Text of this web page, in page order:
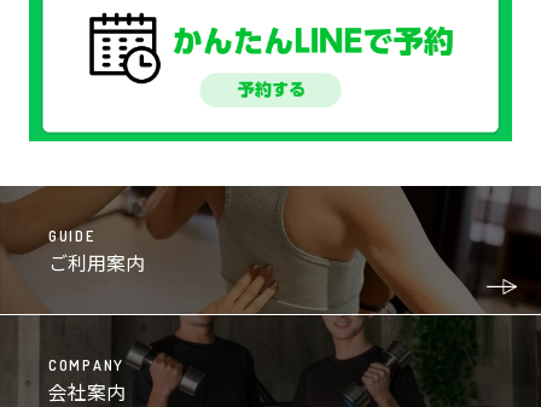
ご利用案内
GUIDE
会社案内
COMPANY